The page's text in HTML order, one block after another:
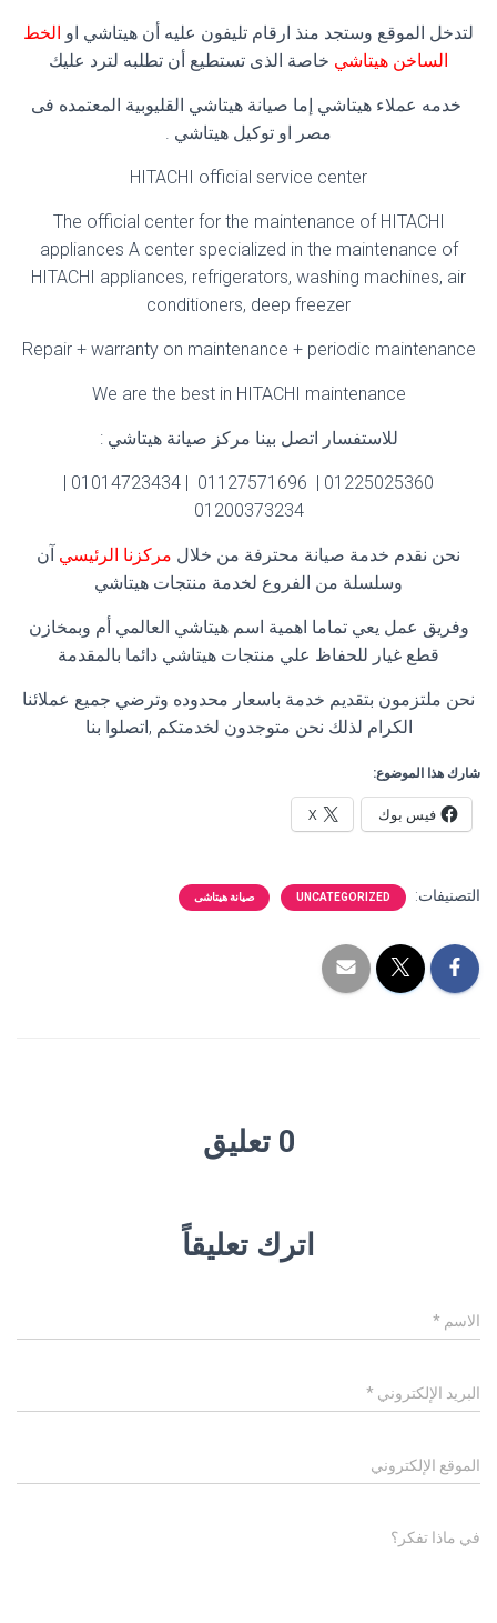
لتدخل الموقع وستجد منذ ارقام تليفون عليه أن هيتاشي او الخط
الساخن هيتاشي خاصة الذى تستطيع أن تطلبه لترد عليك
خدمه عملاء هيتاشي إما صيانة هيتاشي القليوبية المعتمده فى
مصر او توكيل هيتاشي .
HITACHI official service center
The official center for the maintenance of HITACHI
appliances A center specialized in the maintenance of
HITACHI appliances, refrigerators, washing machines, air
conditioners, deep freezer
Repair + warranty on maintenance + periodic maintenance
We are the best in HITACHI maintenance
للاستفسار اتصل بينا مركز صيانة هيتاشي :
01225025360 | 01127571696 | 01014723434 |
01200373234
نحن نقدم خدمة صيانة محترفة من خلال مركزنا الرئيسي آن
وسلسلة من الفروع لخدمة منتجات هيتاشي
وفريق عمل يعي تماما اهمية اسم هيتاشي العالمي أم وبمخازن
قطع غيار للحفاظ علي منتجات هيتاشي دائما بالمقدمة
نحن ملتزمون بتقديم خدمة باسعار محدوده وترضي جميع عملائنا
الكرام لذلك نحن متوجدون لخدمتكم ,اتصلوا بنا
شارك هذا الموضوع:
فيس بوك X
التصنيفات: UNCATEGORIZED صيانة هيتاشى
0 تعليق
اترك تعليقاً
الاسم *
البريد الإلكتروني *
الموقع الإلكتروني
في ماذا تفكر؟